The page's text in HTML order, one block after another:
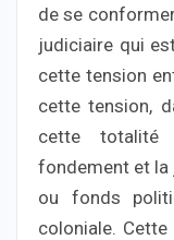
de se
judiciaire qui
cette tension
cette tension,
cette totalité
fondement et la
ou fonds
coloniale.